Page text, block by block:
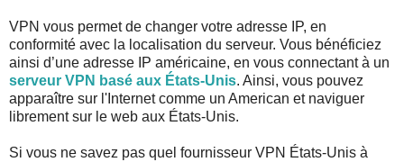
VPN vous permet de changer votre adresse IP, en
conformité avec la localisation du serveur. Vous bénéficiez
ainsi d’une adresse IP américaine, en vous connectant à un
serveur VPN basé aux États-Unis. Ainsi, vous pouvez
apparaître sur l'Internet comme un American et naviguer
librement sur le web aux États-Unis.
Si vous ne savez pas quel fournisseur VPN États-Unis à